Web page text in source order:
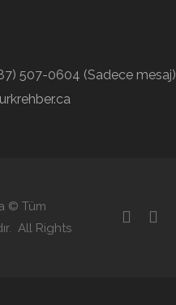
507-0604 (Sadece mesaj)
© Tüm
All Rights